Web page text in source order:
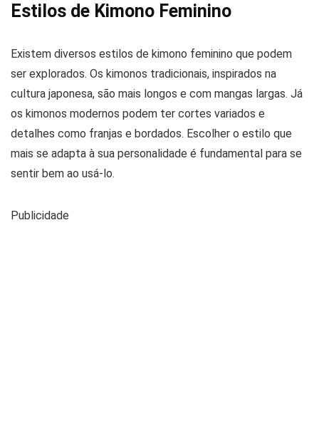
Estilos de Kimono Feminino
Existem diversos estilos de kimono feminino que podem
ser explorados. Os kimonos tradicionais, inspirados na
cultura japonesa, são mais longos e com mangas largas. Já
os kimonos modernos podem ter cortes variados e
detalhes como franjas e bordados. Escolher o estilo que
mais se adapta à sua personalidade é fundamental para se
sentir bem ao usá-lo.
Publicidade